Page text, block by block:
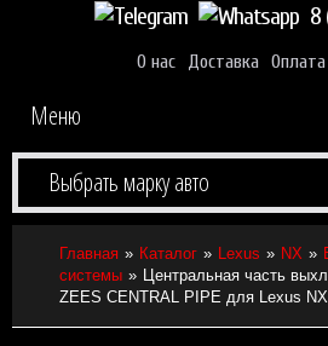
8
О нас Доставка Оплата
Меню
Выбрать марку авто
Главная Каталог Lexus NX
системы
Центральная часть
ZEES CENTRAL PIPE для Lexus NX